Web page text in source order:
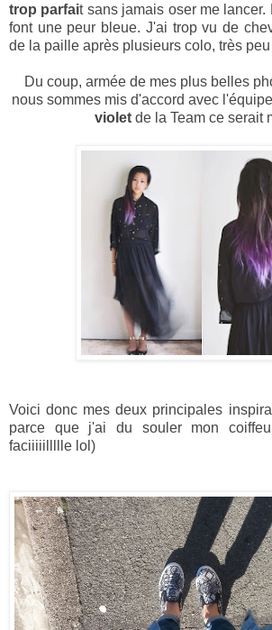
trop parfait sans jamais oser me lancer.
font une peur bleue. J'ai trop vu de
de la paille après plusieurs colo, très
Du coup, armée de mes plus belles
nous sommes mis d'accord avec
violet de la Team ce serait
Voici donc mes deux principales
parce que j'ai du souler mon
faciiiiillllle lol)